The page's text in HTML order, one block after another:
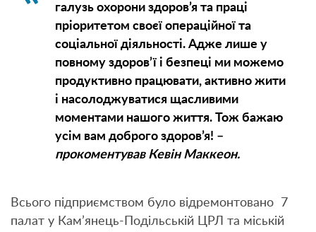
галузь охорони здоров’я та праці
пріоритетом своєї операційної та
соціальної діяльності. Адже лише у
повному здоров’ї і безпеці ми можемо
продуктивно працювати, активно жити
і насолоджуватися щасливими
моментами нашого життя. Тож бажаю
усім вам доброго здоров’я! –
прокоментував Кевін Маккеон.
Всього підприємством було відремонтовано 7
палат у Кам’янець-Подільській ЦРЛ та міській